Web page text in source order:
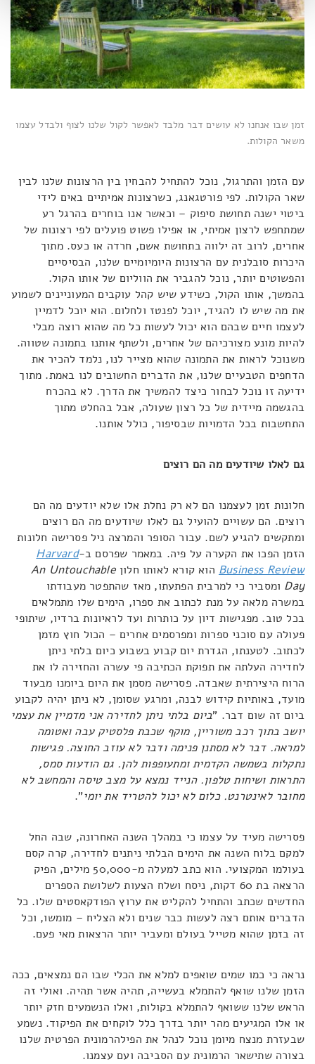
זמן שבו אנחנו לא עושים דבר מלבד לאפשר לקול שלנו לצוף ולבדל עצמו
משאר הקולות.
עם הזמן והתרגול, נוכל להתחיל להבחין בין הרצונות שלנו לבין
שאר הקולות. לפי פורטגאנג, כשרצונות אמיתיים באים לידי
ביטוי ישנה תחושת סיפוק – וכאשר אנו בוחרים בהרגל רע
שמתחפש לרצון אמיתי, או אפילו פשוט פועלים לפי רצונות של
אחרים, לרוב זה ילווה בתחושת אשם, חרדה או כעס. מתוך
היכרות סובלנית עם הרצונות היומיומיים שלנו, הבסיסיים
והפשוטים יותר, נוכל להגביר את הווליום של אותו הקול.
בהמשך, אותו הקול, כשידע שיש קהל עוקבים המעוניינים לשמוע
את מה שיש לו להגיד, יוכל לפנטז ולחלום. הוא יוכל לדמיין
לעצמו חיים שבהם הוא יכול לעשות כל מה שהוא רוצה מבלי
להיות מונע מצורכיהם של אחרים, ולשתף אותנו בתמונה שטווה.
משנוכל לראות את התמונה שהוא מצייר לנו, נלמד להכיר את
הדחפים הטבעיים שלנו, את הדברים החשובים לנו באמת. מתוך
ידיעה זו נוכל לבחור כיצד להמשיך את הדרך. לא בהכרח
בהגשמה מיידית של כל רצון שעולה, אבל בהחלט מתוך
התחשבות בכל הדמויות שבסיפור, כולל אותנו.
גם לאלו שיודעים מה הם רוצים
חלונות זמן לעצמנו הם לא רק נחלת אלו שלא יודעים מה הם
רוצים. הם עשויים להועיל גם לאלו שיודעים מה הם רוצים
ומתקשים להגיע לשם. עבור הסופר והמרצה ניל פסרישה חלונות
הזמן הפכו את הקערה על פיה. במאמר שפרסם ב-Harvard
Business Review הוא קורא לאותו חלוןAn Untouchable
Day ומסביר כי למרבית הפתעתו, מאז שהתפטר מעבודתו
במשרה מלאה על מנת לכתוב את ספרו, הימים שלו מתמלאים
בכל טוב. מפגישות דיון על כותרות ועד לראיונות ברדיו, שיתופי
פעולה עם סוכני ספרות ומפרסמים אחרים – הכול חוץ מזמן
לכתוב. לטענתו, הגדרת יום קבוע בשבוע כיום בלתי ניתן
לחדירה העלתה את תפוקת הכתיבה פי עשרה והחזירה לו את
הרוח היצירתית שאבדה. פסרישה מסמן את היום ביומנו מבעוד
מועד, באותיות קידוש לבנה, ומרגע שסומן, לא ניתן יהיה לקבוע
ביום זה שום דבר. "ביום בלתי ניתן לחדירה אני מדמיין את עצמי
יושב בתוך רכב משוריין, מוקף שכבת פלסטיק עבה ואטומה
למראה. דבר לא מסתנן פנימה ודבר לא עוזב החוצה. פגישות
נתקלות בשמשה הקדמית ומתעופפות להן. גם הודעות סמס,
התראות ושיחות טלפון. הנייד נמצא על מצב טיסה והמחשב לא
מחובר לאינטרנט. כלום לא יכול להטריד את יומי".
פסרישה מעיד על עצמו כי במהלך השנה האחרונה, שבה החל
למקם בלוח השנה את הימים הבלתי ניתנים לחדירה, קרה קסם
בעולמו המקצועי. הוא כתב למעלה מ-50,000 מילים, הפיק
הרצאה בת 60 דקות, ניסח ושלח הצעות לשלושת הספרים
החדשים שכתב והתחיל להקליט את ערוץ הפודקאסטים שלו. כל
הדברים אותם רצה לעשות כבר שנים ולא הצליח – מומשו, וכל
זה בזמן שהוא מטייל בעולם ומעביר יותר הרצאות מאי פעם.
נראה כי כמו שמים שואפים למלא את הכלי שבו הם נמצאים, ככה
הזמן שלנו שואף להתמלא בעשייה, תהיה אשר תהיה. ואולי זה
הראש שלנו ששואף להתמלא בקולות, ואלו הנשמעים חזק יותר
או אלו המגיעים מהר יותר בדרך כלל לוקחים את הפיקוד. נשמע
שבעזרת מנצח מיומן נוכל לנהל את הפילהרמונית הפרטית שלנו
בצורה שתישאר הרמונית עם הסביבה ועם עצמנו.